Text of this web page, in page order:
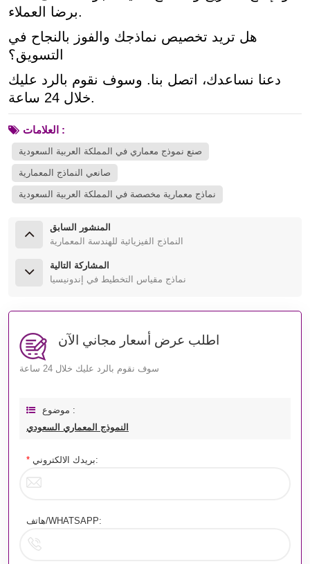
برضا العملاء.
هل تريد تخصيص نماذجك والفوز بالنجاح في
التسويق؟
دعنا نساعدك، اتصل بنا. وسوف نقوم بالرد عليك
خلال 24 ساعة.
العلامات :
صنع نموذج معماري في المملكة العربية السعودية
صانعي النماذج المعمارية
نماذج معمارية مخصصة في المملكة العربية السعودية
المنشور السابق
النماذج الفيزيائية للهندسة المعمارية
المشاركة التالية
نماذج مقياس التخطيط في إندونيسيا
اطلب عرض أسعار مجاني الآن
سوف نقوم بالرد عليك خلال 24 ساعة
موضوع :
النموذج المعماري السعودي
* بريدك الالكتروني:
هاتف/WHATSAPP: